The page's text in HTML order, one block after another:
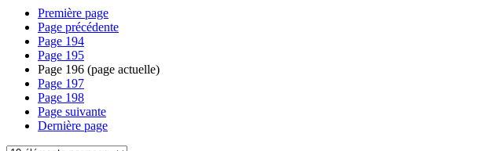
Première page
Page précédente
Page 194
Page 195
Page 196 (page actuelle)
Page 197
Page 198
Page suivante
Dernière page